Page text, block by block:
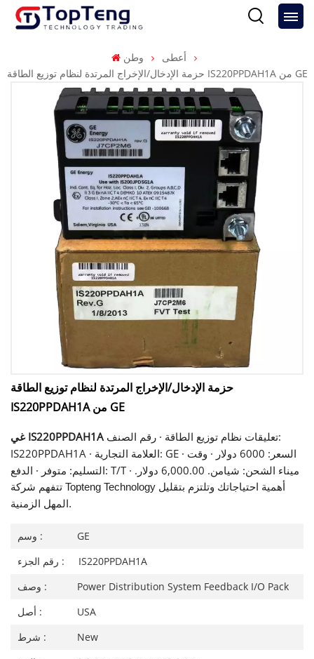
وطن
أعطى
حزمة الإدخال/الإخراج المرتدة لنظام توزيع الطاقة IS220PPDAH1A من GE
حزمة الإدخال/الإخراج المرتدة لنظام توزيع الطاقة
IS220PPDAH1A من GE
غي IS220PPDAH1A
IS220PPDAH1A · العلامة التجارية: GE · السعر: 6000 دولار · وقت
التسليم: متوفر · الدفع: T/T · ميناء الشحن: شيامن. 6,000.00 دولار.
تتفهم شركة Topteng Technology أهمية احتياجاتك وتلتزم بتقليل
المهل الزمنية.
وسم :
GE
رقم الجزء :
IS220PPDAH1A
وصف :
Power Distribution System Feedback I/O Pack
أصل :
USA
شرط :
New